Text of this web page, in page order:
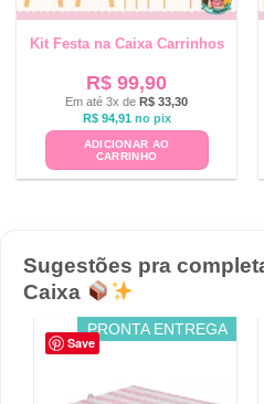
Kit Festa na Caixa Carrinhos
R$ 99,90
Em até 3x de R$ 33,30
R$94,91 no pix
ADICIONAR AO
CARRINHO
Sugestões pra
Caixa
Save
PRONTA ENTREGA